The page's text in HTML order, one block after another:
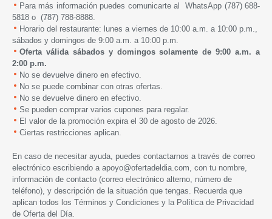
Para más información puedes comunicarte al WhatsApp (787) 688-
5818 o (787) 788-8888.
Horario del restaurante: lunes a viernes de 10:00 a.m. a 10:00 p.m.,
sábados y domingos de 9:00 a.m. a 10:00 p.m.
Oferta válida sábados y domingos solamente de 9:00 a.m. a
2:00 p.m.
No se devuelve dinero en efectivo.
No se puede combinar con otras ofertas.
No se devuelve dinero en efectivo.
Se pueden comprar varios cupones para regalar.
El valor de la promoción expira el 30 de agosto de 2026.
Ciertas restricciones aplican.
En caso de necesitar ayuda, puedes contactarnos a través de correo
electrónico escribiendo a apoyo@ofertadeldia.com , con tu nombre,
información de contacto (correo electrónico alterno, número de
teléfono), y descripción de la situación que tengas. Recuerda que
aplican todos los Términos y Condiciones y la Política de Privacidad
de Oferta del Día.